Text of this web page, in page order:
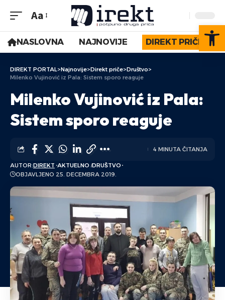
Aa
NASLOVNA NAJNOVIJE DIREKT PRIČE
DIREKT PORTAL>Najnovije>Direkt priče>Društvo>
Milenko Vujinović iz Pala: Sistem sporo reaguje
Milenko Vujinović iz Pala:
Sistem sporo reaguje
AUTOR:DIREKT AKTUELNO DRUŠTVO
OBJAVLJENO 25. DECEMBRA 2019.
4 MINUTA ČITANJA